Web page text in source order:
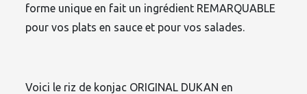
forme unique en fait un ingrédient REMARQUABLE
pour vos plats en sauce et pour vos salades.
Voici le riz de konjac ORIGINAL DUKAN en